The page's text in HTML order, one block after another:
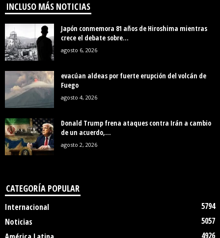
INCLUSO MÁS NOTICIAS
Japón conmemora 81 años de Hiroshima mientras
crece el debate sobre...
agosto 6, 2026
evacúan aldeas por fuerte erupción del volcán de
Fuego
agosto 4, 2026
Donald Trump frena ataques contra Irán a cambio
de un acuerdo,...
agosto 2, 2026
CATEGORÍA POPULAR
Internacional
5794
Noticias
5057
4926